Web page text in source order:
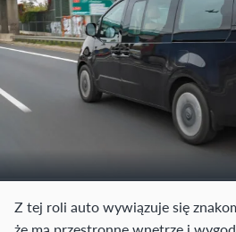
Z tej roli auto wywiązuje się